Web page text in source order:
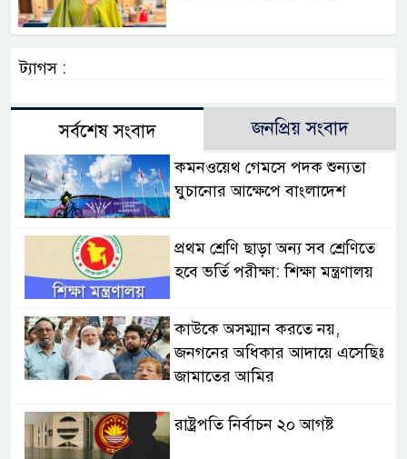
ট্যাগস :
সর্বশেষ সংবাদ জনপ্রিয় সংবাদ
কমনওয়েথ গেমসে পদক শুন্যতা
ঘুচানোর আক্ষেপে বাংলাদেশ
প্রথম শ্রেণি ছাড়া অন্য সব শ্রেণিতে
হবে ভর্তি পরীক্ষা: শিক্ষা মন্ত্রণালয়
কাউকে অসম্মান করতে নয়,
জনগনের অধিকার আদায়ে এসেছিঃ
জামাতের আমির
রাষ্ট্রপতি নির্বাচন ২০ আগষ্ট